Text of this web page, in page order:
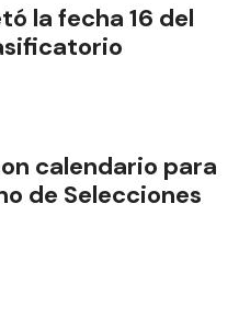
la fecha 16 del
calendario para
de Selecciones